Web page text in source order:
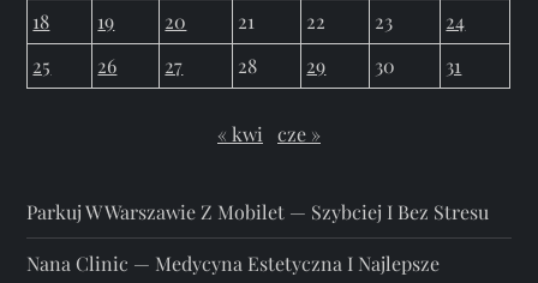
18
19 20 21 22 23
24
25
26 27 28 29 30 31
« kwi cze »
Parkuj W Warszawie Z Mobilet — Szybciej I Bez Stresu
Nana Clinic — Medycyna Estetyczna I Najlepsze